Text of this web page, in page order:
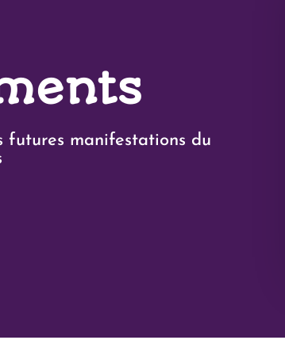
futures manifestations du